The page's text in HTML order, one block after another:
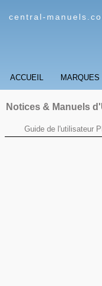
central-
ACCUEIL MARQUES
Notices & Manuels
Guide de l'utilisateur